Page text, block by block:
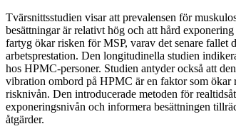
Tvärsnittsstudien visar att prevalensen för
besättningar är relativt hög och att hård
fartyg ökar risken för MSP, varav det senare fallet
arbetsprestation. Den longitudinella studien
hos HPMC-personer. Studien antyder också att
vibration ombord på HPMC är en faktor som
risknivån. Den introducerade metoden för
exponeringsnivån och informera besättningen
åtgärder.